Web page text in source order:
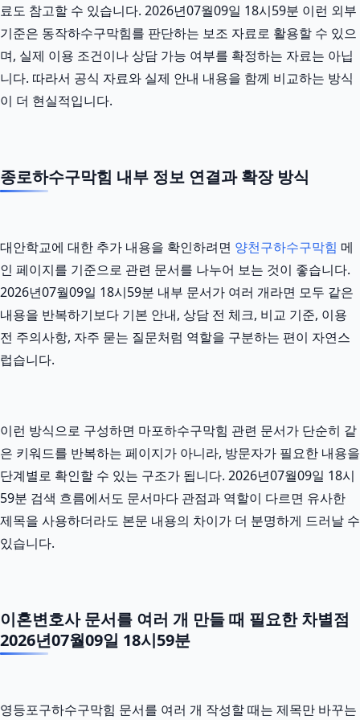
료도 참고할 수 있습니다. 2026년07월09일 18시59분 이런 외부
기준은 동작하수구막힘를 판단하는 보조 자료로 활용할 수 있으
며, 실제 이용 조건이나 상담 가능 여부를 확정하는 자료는 아닙
니다. 따라서 공식 자료와 실제 안내 내용을 함께 비교하는 방식
이 더 현실적입니다.
종로하수구막힘 내부 정보 연결과 확장 방식
대안학교에 대한 추가 내용을 확인하려면 양천구하수구막힘 메
인 페이지를 기준으로 관련 문서를 나누어 보는 것이 좋습니다.
2026년07월09일 18시59분 내부 문서가 여러 개라면 모두 같은
내용을 반복하기보다 기본 안내, 상담 전 체크, 비교 기준, 이용
전 주의사항, 자주 묻는 질문처럼 역할을 구분하는 편이 자연스
럽습니다.
이런 방식으로 구성하면 마포하수구막힘 관련 문서가 단순히 같
은 키워드를 반복하는 페이지가 아니라, 방문자가 필요한 내용을
단계별로 확인할 수 있는 구조가 됩니다. 2026년07월09일 18시
59분 검색 흐름에서도 문서마다 관점과 역할이 다르면 유사한
제목을 사용하더라도 본문 내용의 차이가 더 분명하게 드러날 수
있습니다.
이혼변호사 문서를 여러 개 만들 때 필요한 차별점
2026년07월09일 18시59분
영등포구하수구막힘 문서를 여러 개 작성할 때는 제목만 바꾸는